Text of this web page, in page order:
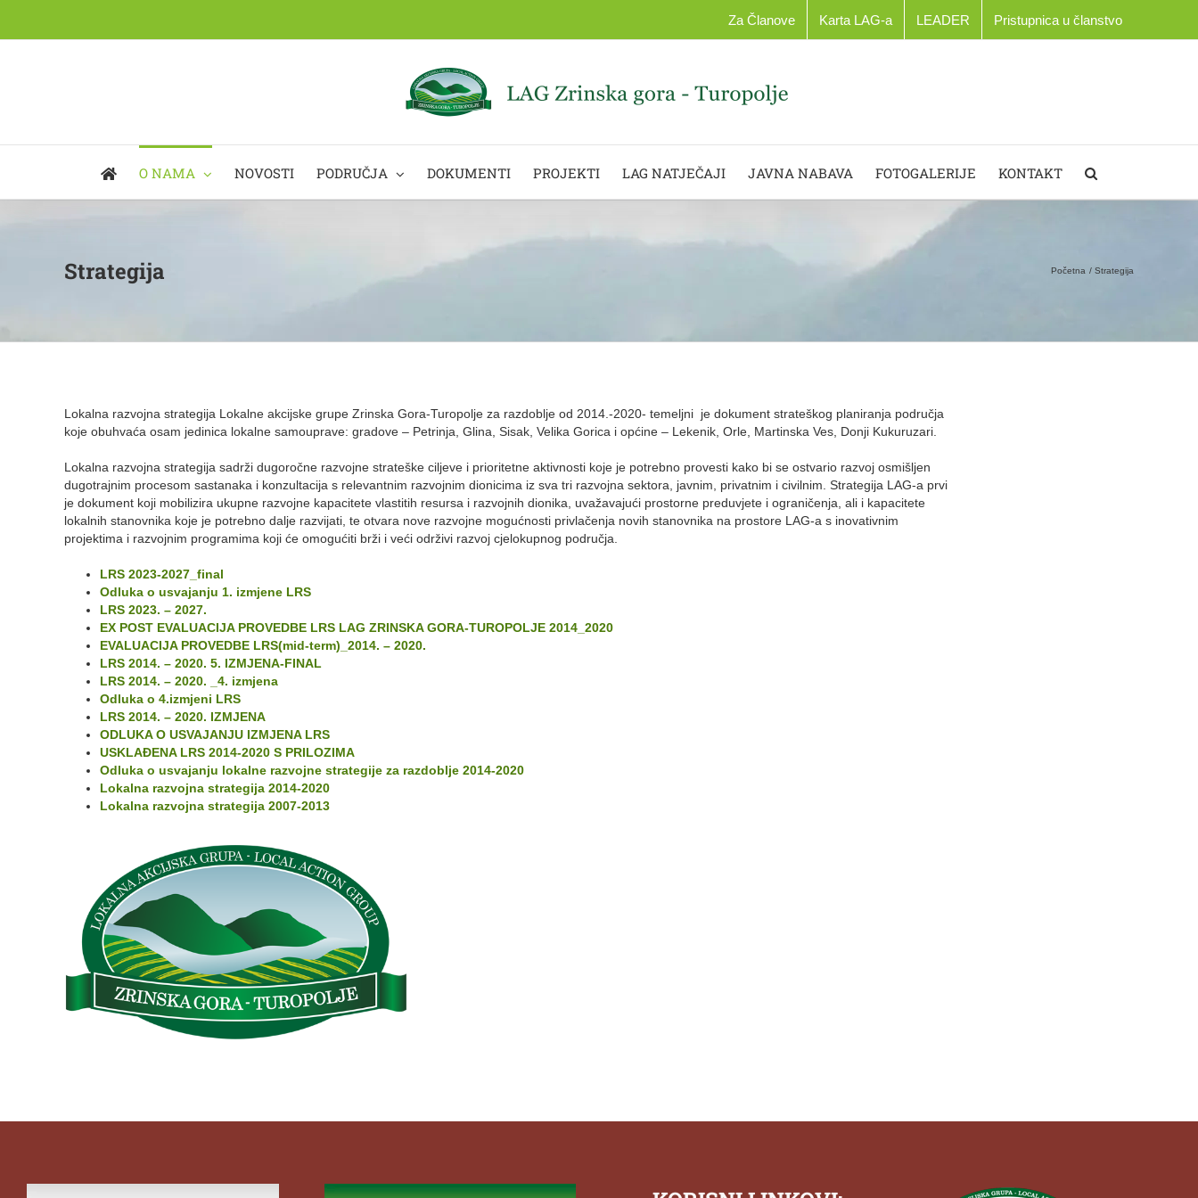
content
Za Članove Karta LAG-a LEADER Pristupnica u članstvo
O NAMA NOVOSTI PODRUČJA DOKUMENTI PROJEKTI LAG NATJEČAJI JAVNA NABAVA FOTOGALERIJE KONTAKT
Strategija Početna Strategija
Lokalna razvojna strategija Lokalne akcijske grupe Zrinska Gora-Turopolje za razdoblje od 2014.-2020- temeljni je dokument strateškog planiranja područja
koje obuhvaća osam jedinica lokalne samouprave: gradove – Petrinja, Glina, Sisak, Velika Gorica i općine – Lekenik, Orle, Martinska Ves, Donji Kukuruzari.
Lokalna razvojna strategija sadrži dugoročne razvojne strateške ciljeve i prioritetne aktivnosti koje je potrebno provesti kako bi se ostvario razvoj osmišljen
dugotrajnim procesom sastanaka i konzultacija s relevantnim razvojnim dionicima iz sva tri razvojna sektora, javnim, privatnim i civilnim. Strategija LAG-a prvi
je dokument koji mobilizira ukupne razvojne kapacitete vlastitih resursa i razvojnih dionika, uvažavajući prostorne preduvjete i ograničenja, ali i kapacitete
lokalnih stanovnika koje je potrebno dalje razvijati, te otvara nove razvojne mogućnosti privlačenja novih stanovnika na prostore LAG-a s inovativnim
projektima i razvojnim programima koji će omogućiti brži i veći održivi razvoj cjelokupnog područja.
LRS 2023-2027_final
Odluka o usvajanju 1. izmjene LRS
LRS 2023. – 2027.
EX POST EVALUACIJA PROVEDBE LRS LAG ZRINSKA GORA-TUROPOLJE 2014_2020
EVALUACIJA PROVEDBE LRS(mid-term)_2014. – 2020.
LRS 2014. – 2020. 5. IZMJENA-FINAL
LRS 2014. – 2020. _4. izmjena
Odluka o 4.izmjeni LRS
LRS 2014. – 2020. IZMJENA
ODLUKA O USVAJANJU IZMJENA LRS
USKLAĐENA LRS 2014-2020 S PRILOZIMA
Odluka o usvajanju lokalne razvojne strategije za razdoblje 2014-2020
Lokalna razvojna strategija 2014-2020
Lokalna razvojna strategija 2007-2013